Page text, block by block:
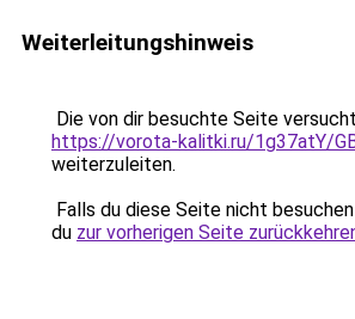
Weiterleitungshinweis
Die von dir besuchte Seite
https://vorota-kalitki.ru/1g37atY/
weiterzuleiten.
Falls du diese Seite nicht
du zur vorherigen Seite